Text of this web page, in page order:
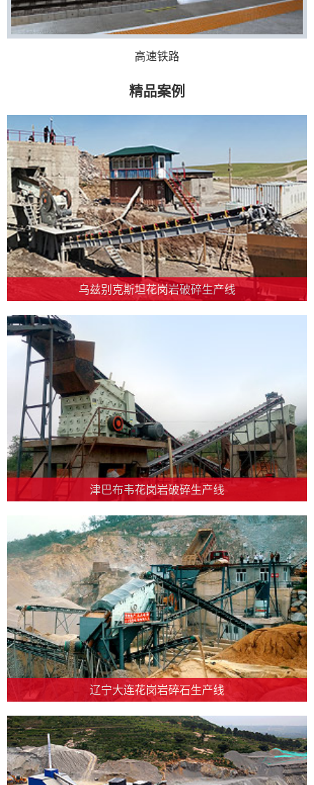
高速铁路
精品案例
乌兹别克斯坦花岗岩破碎生产线
津巴布韦花岗岩破碎生产线
辽宁大连花岗岩碎石生产线